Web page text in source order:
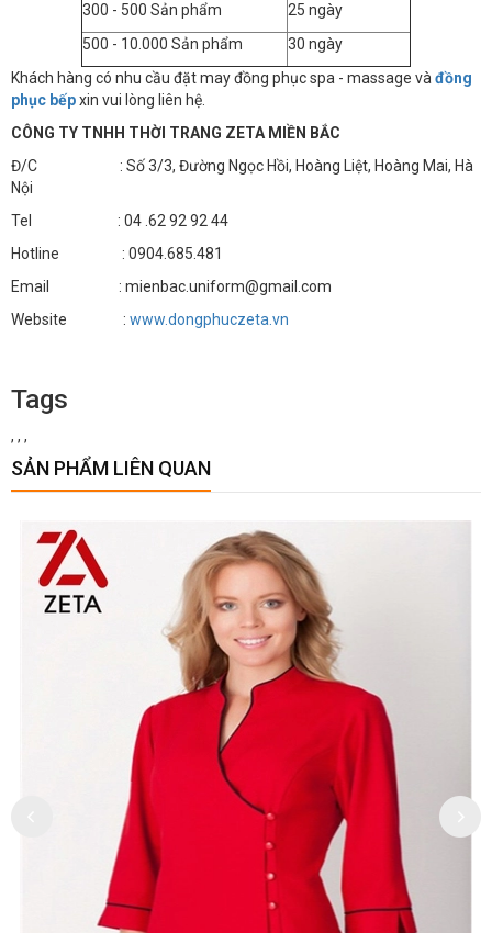
300 - 500 Sản phẩm
25 ngày
500 - 10.000 Sản phẩm
30 ngày
Khách hàng có nhu cầu đặt may đồng phục spa - massage vàđồng
phục bếpxin vui lòng liên hệ.
CÔNG TY TNHH THỜI TRANG ZETA MIỀN BẮC
Đ/C : Số 3/3, Đường Ngọc Hồi, Hoàng Liệt, Hoàng Mai, Hà
Nội
Tel : 04 .62 92 92 44
Hotline : 0904.685.481
Email : mienbac.uniform@gmail.com
Website : www.dongphuczeta.vn
Tags
, , ,
SẢN PHẨM LIÊN QUAN